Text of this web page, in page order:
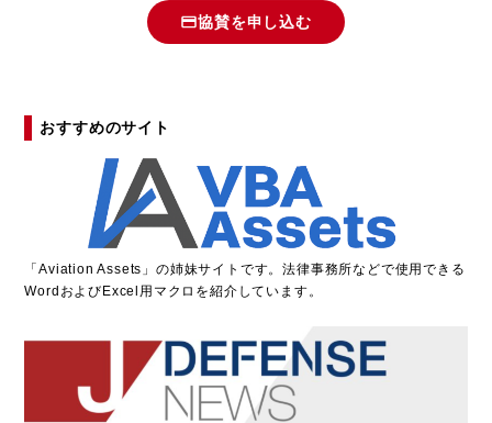
協賛を申し込む
おすすめのサイト
「Aviation Assets」の姉妹サイトです。法律事務所などで使用できる
WordおよびExcel用マクロを紹介しています。